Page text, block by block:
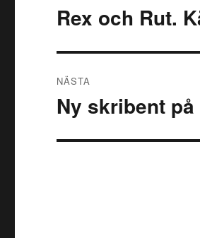
Föregående
Rex och Rut.
NÄSTA
Nästa
inlägg:
Ny skribent